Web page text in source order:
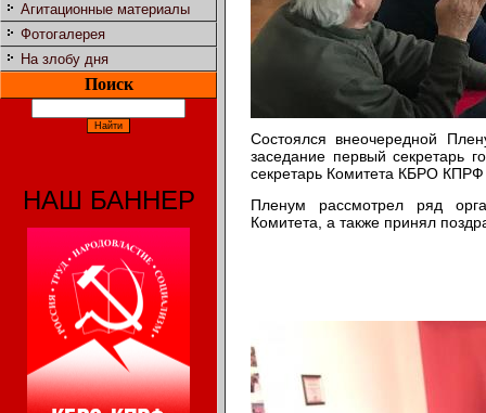
Агитационные материалы
Фотогалерея
На злобу дня
Поиск
НАШ БАННЕР
Состоялся внеочередной
заседание первый секретарь
секретарь Комитета КБРО
Пленум рассмотрел ряд
Комитета, а также принял